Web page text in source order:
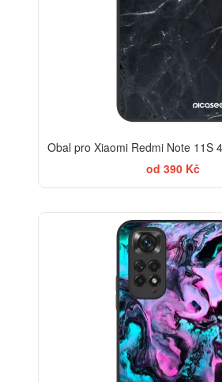
Obal pro Xiaomi Redmi Note 11S
od 390 Kč